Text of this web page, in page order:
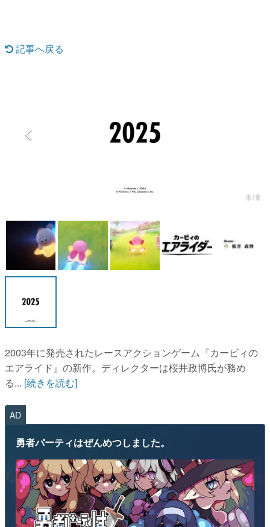
特集記事
記事へ戻る
6 / 6
2003年に発売されたレースアクションゲーム『カービィの
エアライド』の新作。ディレクターは桜井政博氏が務め
る... [続きを読む]
AD
勇者パーティはぜんめつしました。